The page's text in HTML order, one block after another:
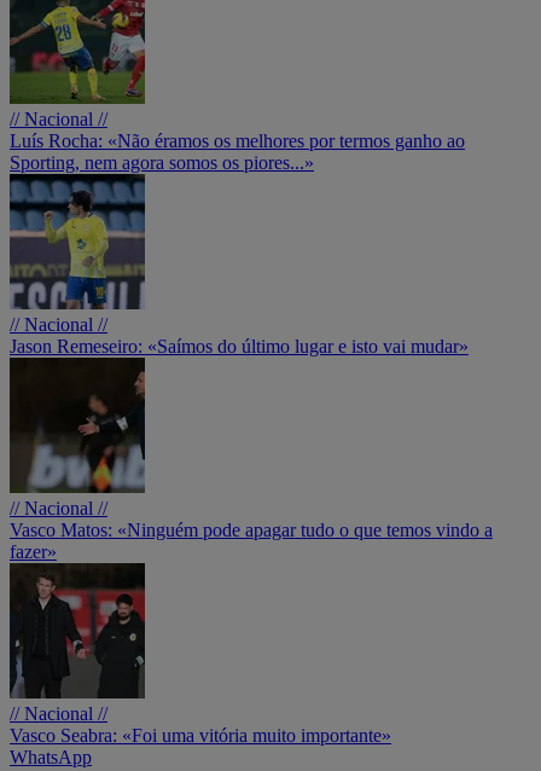
// Nacional //
Luís Rocha: «Não éramos os melhores por termos ganho ao
Sporting, nem agora somos os piores...»
// Nacional //
Jason Remeseiro: «Saímos do último lugar e isto vai mudar»
// Nacional //
Vasco Matos: «Ninguém pode apagar tudo o que temos vindo a
fazer»
// Nacional //
Vasco Seabra: «Foi uma vitória muito importante»
WhatsApp